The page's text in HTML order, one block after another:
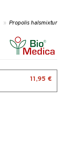
» Propolis halsmixtur
11,95 €